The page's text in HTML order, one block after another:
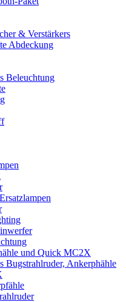
& Verstärkers
Abdeckung
Beleuchtung
und Quick MC2X
Bugstrahlruder, Ankerphähle